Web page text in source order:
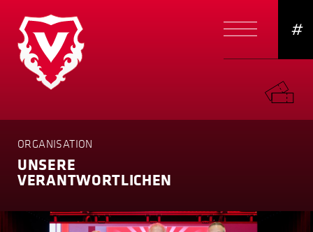
#
ORGANISATION
UNSERE
VERANT­WORT­LICHEN